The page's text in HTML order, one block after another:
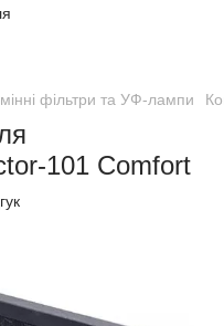
фільтри та УФ-лампи
101 Comfort